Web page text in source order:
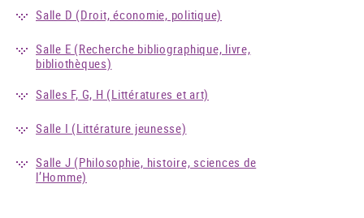
Salle D (Droit, économie, politique)
Salle E (Recherche bibliographique, livre,
bibliothèques)
Salles F, G, H (Littératures et art)
Salle I (Littérature jeunesse)
Salle J (Philosophie, histoire, sciences de
l’Homme)